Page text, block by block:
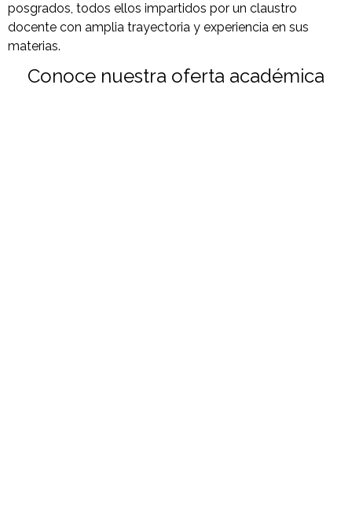
posgrados, todos ellos impartidos por un claustro
docente con amplia trayectoria y experiencia en sus
materias.
Conoce nuestra oferta académica